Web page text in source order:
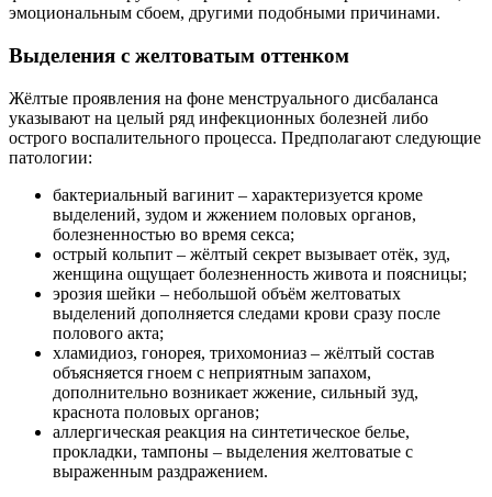
эмоциональным сбоем, другими подобными причинами.
Выделения с желтоватым оттенком
Жёлтые проявления на фоне менструального дисбаланса
указывают на целый ряд инфекционных болезней либо
острого воспалительного процесса. Предполагают следующие
патологии:
бактериальный вагинит – характеризуется кроме
выделений, зудом и жжением половых органов,
болезненностью во время секса;
острый кольпит – жёлтый секрет вызывает отёк, зуд,
женщина ощущает болезненность живота и поясницы;
эрозия шейки – небольшой объём желтоватых
выделений дополняется следами крови сразу после
полового акта;
хламидиоз, гонорея, трихомониаз – жёлтый состав
объясняется гноем с неприятным запахом,
дополнительно возникает жжение, сильный зуд,
краснота половых органов;
аллергическая реакция на синтетическое белье,
прокладки, тампоны – выделения желтоватые с
выраженным раздражением.